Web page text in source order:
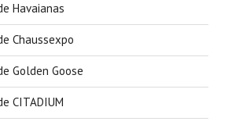
Havaianas
Chaussexpo
Golden Goose
CITADIUM